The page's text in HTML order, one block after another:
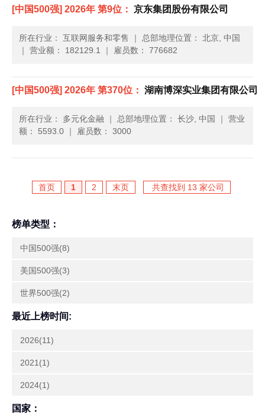
[中国500强] 2026年 第9位： 京东集团股份有限公司
所在行业： 互联网服务和零售 ｜ 总部地理位置： 北京, 中国
｜ 营业额： 182129.1 ｜ 雇员数： 776682
[中国500强] 2026年 第370位： 湖南博深实业集团有限公司
所在行业： 多元化金融 ｜ 总部地理位置： 长沙, 中国 ｜ 营业
额： 5593.0 ｜ 雇员数： 3000
首页 1 2 末页 共查找到 13 家公司
榜单类型：
中国500强(8)
美国500强(3)
世界500强(2)
最近上榜时间:
2026(11)
2021(1)
2024(1)
国家：